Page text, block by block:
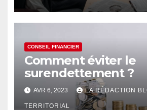
CONSEIL FINANCIER
Comment éviter le
surendettement ?
AVR 6, 2023 LA RÉDACTION
TERRITORIAL